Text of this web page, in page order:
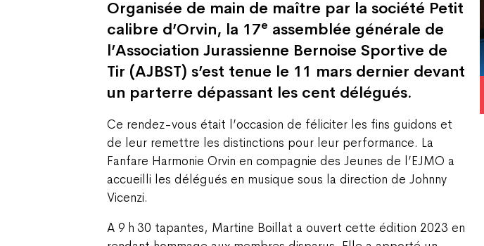
Organisée de main de maître par la société Petit
calibre d’Orvin, la 17e assemblée générale de
l’Association Jurassienne Bernoise Sportive de
Tir (AJBST) s’est tenue le 11 mars dernier devant
un parterre dépassant les cent délégués.
Ce rendez-vous était l’occasion de féliciter les fins guidons et
de leur remettre les distinctions pour leur performance. La
Fanfare Harmonie Orvin en compagnie des Jeunes de l’EJMO a
accueilli les délégués en musique sous la direction de Johnny
Vicenzi.
A 9 h 30 tapantes, Martine Boillat a ouvert cette édition 2023 en